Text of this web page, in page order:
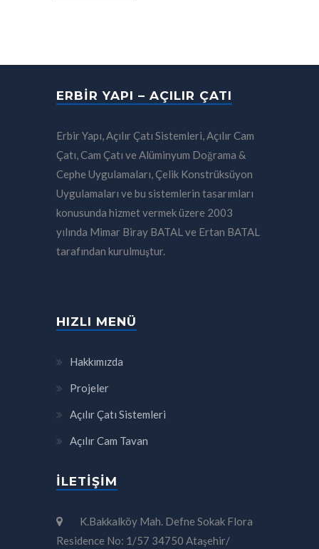
ERBIR YAPI – AÇILIR ÇATI
Erbir Yapı, Açılır Çatı Sistemleri, Açılır Cam
Çatı, Cam Çatı ve Alüminyum Doğrama &
Cephe Uygulamaları, Çelik Konstrüksüyon
Uygulamaları ve bu sistemlerin tasarımları
konusunda hizmet vermek üzere 2003
yılında Mimar Biray BATAL ve Ertan BATAL
tarafından kurulmuştur.
HIZLI MENÜ
Hakkımızda
Projeler
Açılır Çatı Sistemleri
Açılır Cam Tavan
İLETIŞIM
K.Bakkalköy Mah. Defne Sokak Flora
Residence No: 1/57 34750 Ataşehir/